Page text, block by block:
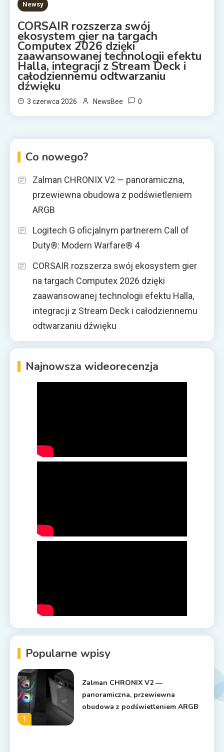
Newsy
CORSAIR rozszerza swój
ekosystem gier na targach
Computex 2026 dzięki
zaawansowanej technologii efektu
Halla, integracji z Stream Deck i
całodziennemu odtwarzaniu
dźwięku
3 czerwca 2026 NewsBee 0
Co nowego?
Zalman CHRONIX V2 — panoramiczna,
przewiewna obudowa z podświetleniem
ARGB
Logitech G oficjalnym partnerem Call of
Duty®: Modern Warfare® 4
CORSAIR rozszerza swój ekosystem gier
na targach Computex 2026 dzięki
zaawansowanej technologii efektu Halla,
integracji z Stream Deck i całodziennemu
odtwarzaniu dźwięku
Najnowsza wideorecenzja
Popularne wpisy
1
Zalman CHRONIX V2 —
panoramiczna, przewiewna
obudowa z podświetleniem ARGB